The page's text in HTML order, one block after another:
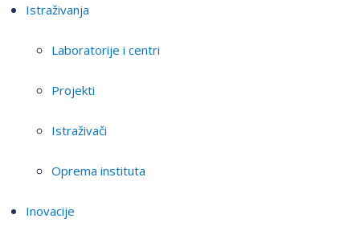
Istraživanja
Laboratorije i centri
Projekti
Istraživači
Oprema instituta
Inovacije